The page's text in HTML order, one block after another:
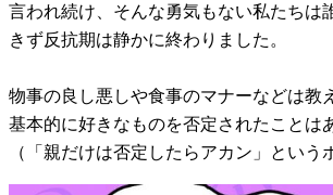
言われ続け、そんな勇気もない私たちは
きず反抗期は静かに終わりました。
物事の良し悪しや食事のマナーなどは教
基本的に好きなものを否定されたことは
（「親だけは否定したらアカン」という